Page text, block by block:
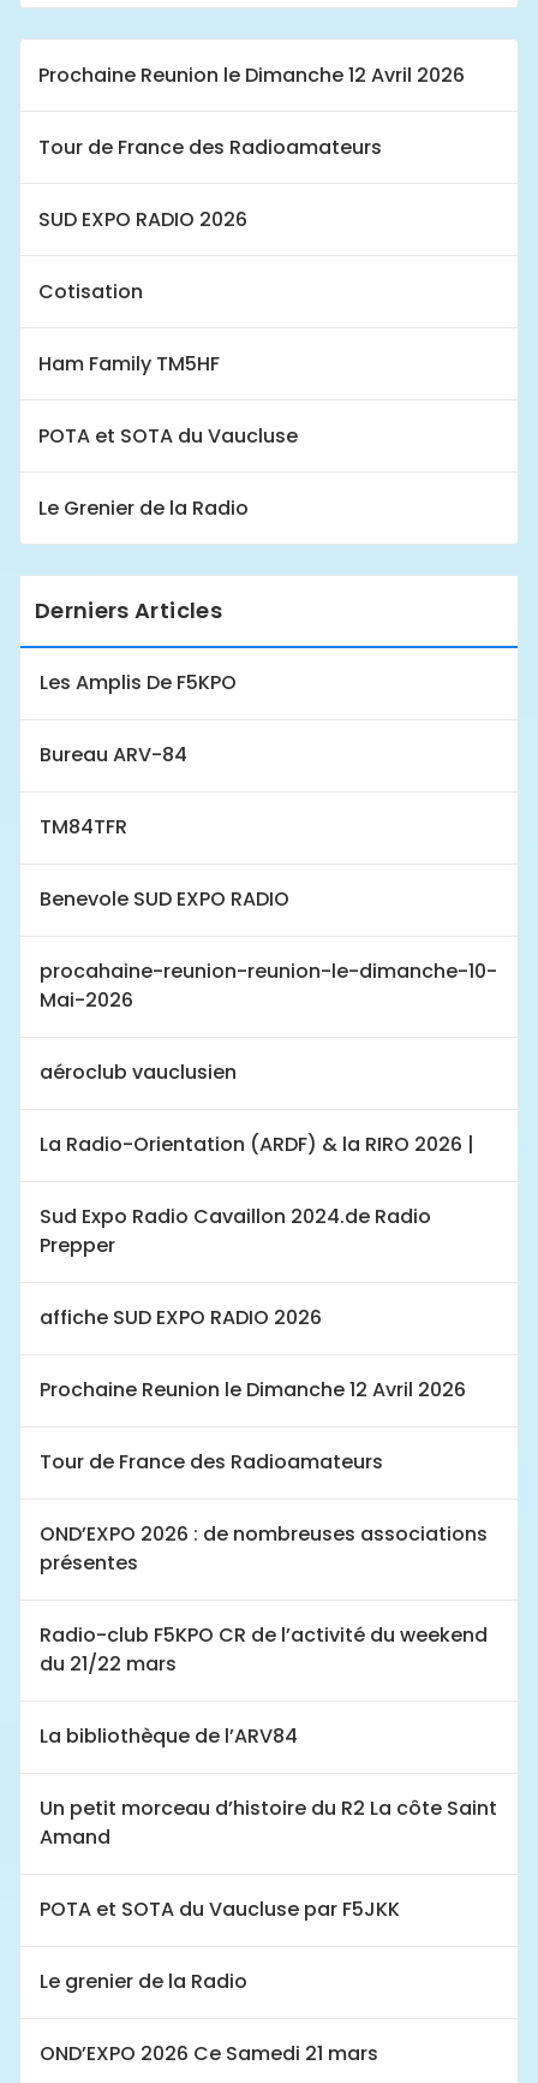
Prochaine Reunion le Dimanche 12 Avril 2026
Tour de France des Radioamateurs
SUD EXPO RADIO 2026
Cotisation
Ham Family TM5HF
POTA et SOTA du Vaucluse
Le Grenier de la Radio
Derniers Articles
Les Amplis De F5KPO
Bureau ARV-84
TM84TFR
Benevole SUD EXPO RADIO
procahaine-reunion-reunion-le-dimanche-10-
Mai-2026
aéroclub vauclusien
La Radio-Orientation (ARDF) & la RIRO 2026 |
Sud Expo Radio Cavaillon 2024.de Radio
Prepper
affiche SUD EXPO RADIO 2026
Prochaine Reunion le Dimanche 12 Avril 2026
Tour de France des Radioamateurs
OND’EXPO 2026 : de nombreuses associations
présentes
Radio-club F5KPO CR de l’activité du weekend
du 21/22 mars
La bibliothèque de l’ARV84
Un petit morceau d’histoire du R2 La côte Saint
Amand
POTA et SOTA du Vaucluse par F5JKK
Le grenier de la Radio
OND’EXPO 2026 Ce Samedi 21 mars